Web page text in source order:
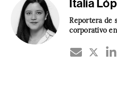
Italia
Reportera de
corporativo